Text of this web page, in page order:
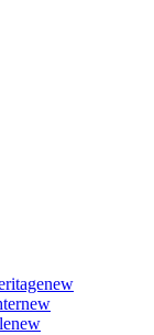
new
new
new